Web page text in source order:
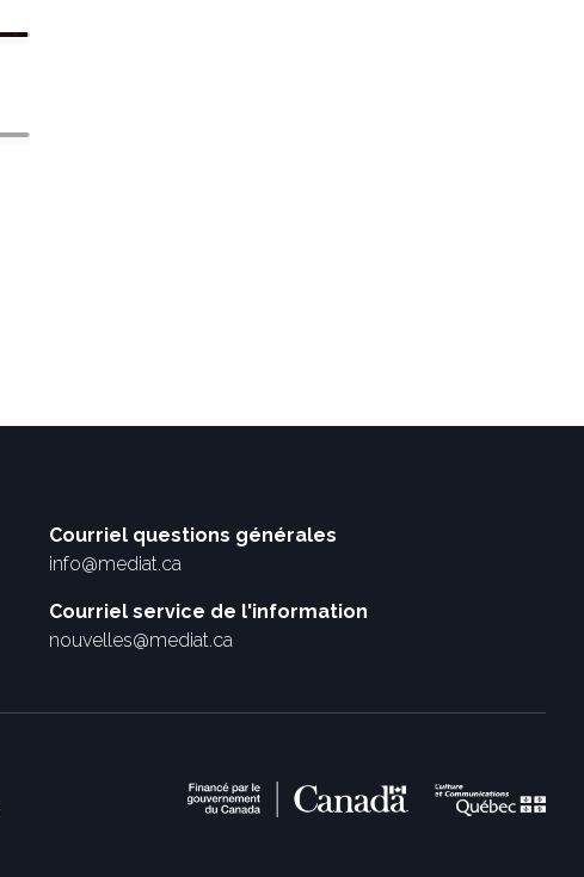
Courriel questions générales
info@mediat.ca
Courriel service de l'information
nouvelles@mediat.ca